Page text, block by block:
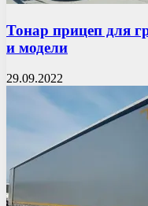
Тонар прицеп для
и модели
29.09.2022